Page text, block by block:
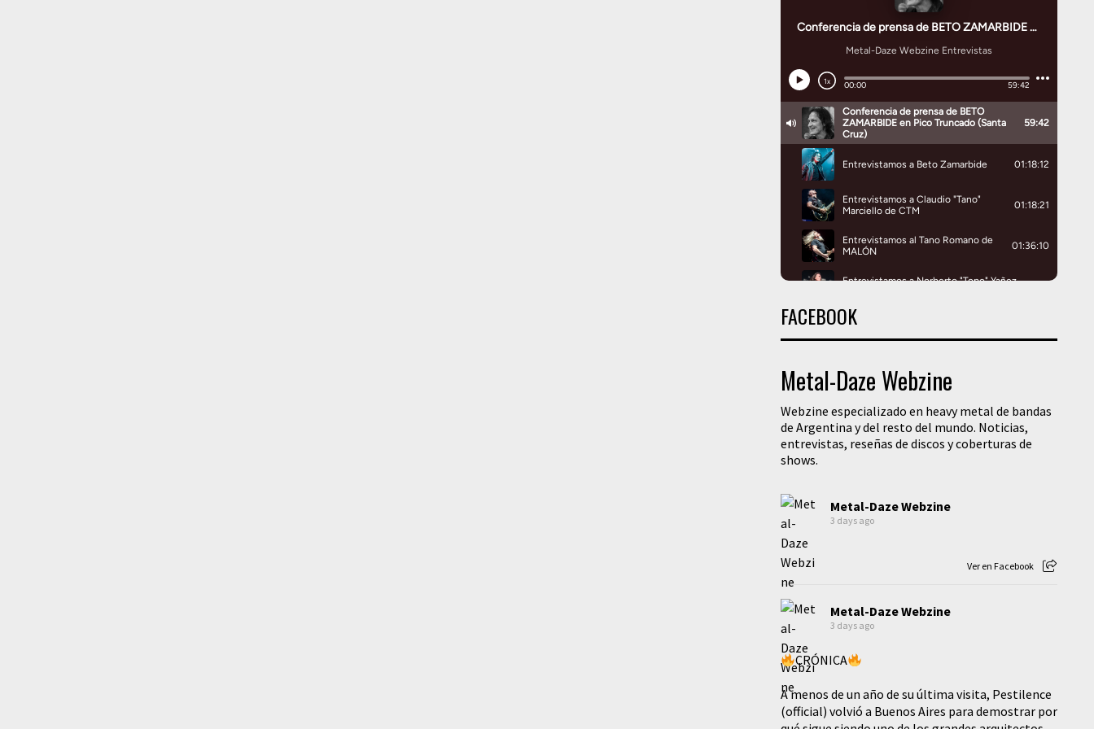
FACEBOOK
Metal-Daze Webzine
Webzine especializado en heavy metal de bandas
de Argentina y del resto del mundo. Noticias,
entrevistas, reseñas de discos y coberturas de
shows.
Metal-Daze Webzine
3 days ago
Ver en Facebook
Metal-Daze Webzine
3 days ago
CRÓNICA
A menos de un año de su última visita, Pestilence
(official) volvió a Buenos Aires para demostrar por